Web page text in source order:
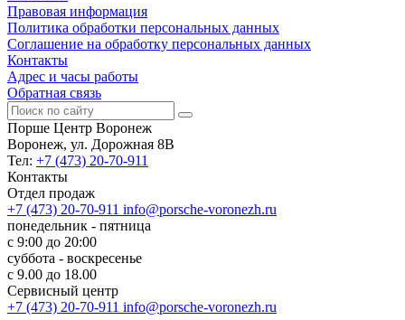
Правовая информация
Политика обработки персональных данных
Соглашение на обработку персональных данных
Контакты
Адрес и часы работы
Обратная связь
Порше Центр Воронеж
Воронеж, ул. Дорожная 8В
Тел: +7 (473) 20-70-911
Контакты
Отдел продаж
+7 (473) 20-70-911 info@porsche-voronezh.ru
понедельник - пятница
с 9:00 до 20:00
суббота - воскресенье
с 9.00 до 18.00
Сервисный центр
+7 (473) 20-70-911 info@porsche-voronezh.ru